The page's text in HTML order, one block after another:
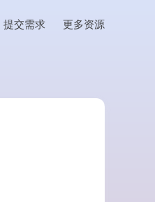
提交需求 更多资源